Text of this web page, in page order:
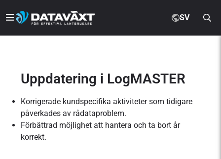
SV
Uppdatering i LogMASTER
Korrigerade kundspecifika aktiviteter som tidigare
påverkades av rådataproblem.
Förbättrad möjlighet att hantera och ta bort år
korrekt.